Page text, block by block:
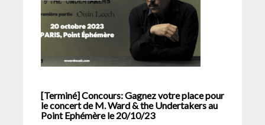
[Terminé] Concours: Gagnez votre place pour
le concert de M. Ward & the Undertakers au
Point Ephémère le 20/10/23